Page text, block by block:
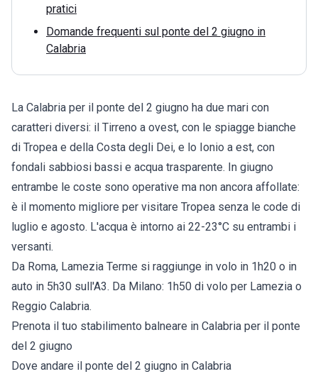
pratici
Domande frequenti sul ponte del 2 giugno in
Calabria
La Calabria per il ponte del 2 giugno ha due mari con
caratteri diversi: il Tirreno a ovest, con le spiagge bianche
di Tropea e della Costa degli Dei, e lo Ionio a est, con
fondali sabbiosi bassi e acqua trasparente. In giugno
entrambe le coste sono operative ma non ancora affollate:
è il momento migliore per visitare Tropea senza le code di
luglio e agosto. L'acqua è intorno ai 22-23°C su entrambi i
versanti.
Da Roma, Lamezia Terme si raggiunge in volo in 1h20 o in
auto in 5h30 sull'A3. Da Milano: 1h50 di volo per Lamezia o
Reggio Calabria.
Prenota il tuo stabilimento balneare in Calabria per il ponte
del 2 giugno
Dove andare il ponte del 2 giugno in Calabria